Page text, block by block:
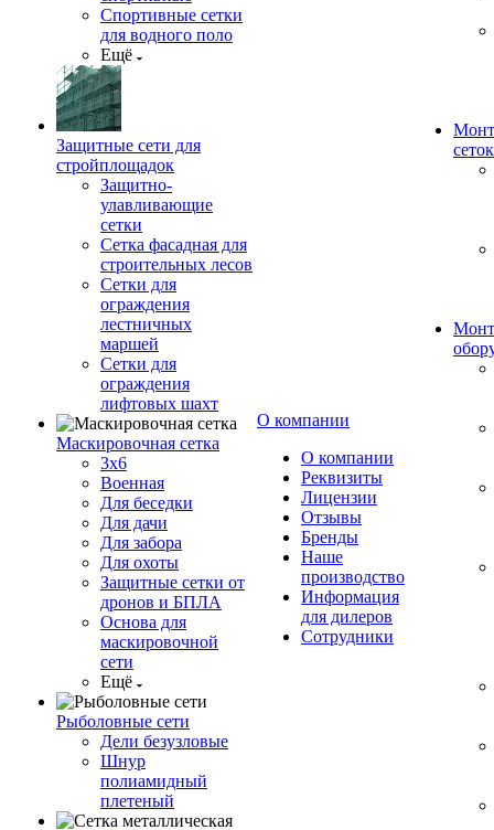
Спортивные сетки
для водного поло
Ещё
Защитные сети для
стройплощадок
Защитно-
улавливающие
сетки
Сетка фасадная для
строительных лесов
Сетки для
ограждения
лестничных
маршей
Сетки для
ограждения
лифтовых шахт
Маскировочная сетка
3х6
Военная
Для беседки
Для дачи
Для забора
Для охоты
Защитные сетки от
дронов и БПЛА
Основа для
маскировочной
сети
Ещё
Рыболовные сети
Дели безузловые
Шнур
полиамидный
плетеный
О компании
О компании
Реквизиты
Лицензии
Отзывы
Бренды
Наше
производство
Информация
для дилеров
Сотрудники
сеток